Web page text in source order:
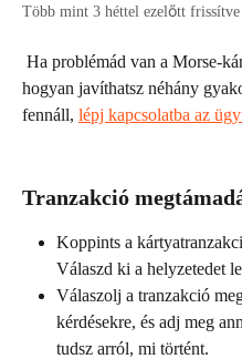
Több mint 3 héttel ezelőtt frissítve
hogyan javíthatsz néhány
fennáll, lépj kapcsolatba az
Tranzakció
Koppints a
Válaszd ki a helyzetedet
Válaszolj a tranzakció
kérdésekre, és adj meg
tudsz arról, mi történt.